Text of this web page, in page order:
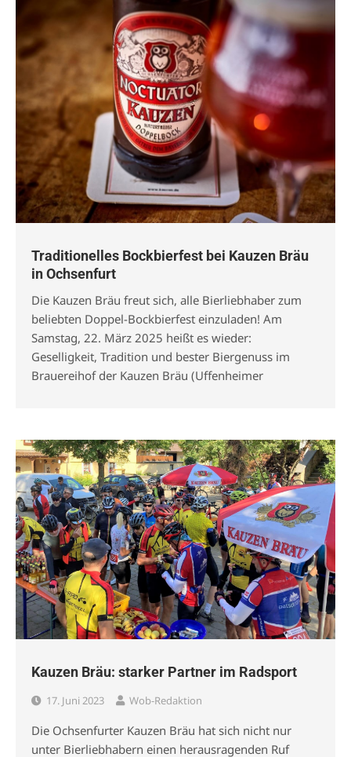
Traditionelles Bockbierfest bei Kauzen Bräu
in Ochsenfurt
Die Kauzen Bräu freut sich, alle Bierliebhaber zum
beliebten Doppel-Bockbierfest einzuladen! Am
Samstag, 22. März 2025 heißt es wieder:
Geselligkeit, Tradition und bester Biergenuss im
Brauereihof der Kauzen Bräu (Uffenheimer
Kauzen Bräu: starker Partner im Radsport
17. Juni 2023 Wob-Redaktion
Die Ochsenfurter Kauzen Bräu hat sich nicht nur
unter Bierliebhabern einen herausragenden Ruf